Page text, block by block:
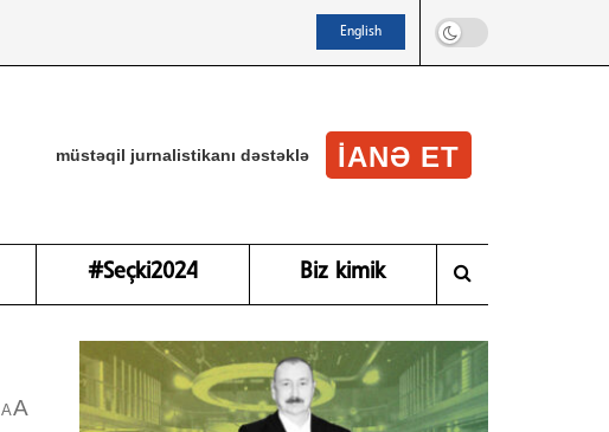
English
müstəqil jurnalistikanı dəstəklə IANƏ ET
#Seçki2024 Biz kimik
AA